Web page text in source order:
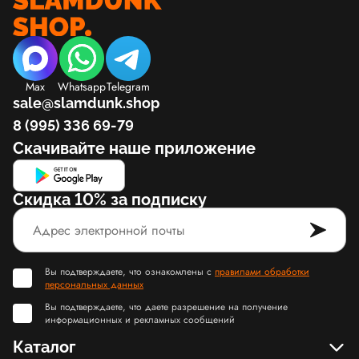
Max WhatsappTelegram
sale@slamdunk.shop
8 (995) 336 69-79
Скачивайте наше приложение
Скидка 10% за подписку
Вы подтверждаете, что ознакомлены с правилами обработки
персональных данных
Вы подтверждаете, что даете разрешение на получение
информационных и рекламных сообщений
Каталог